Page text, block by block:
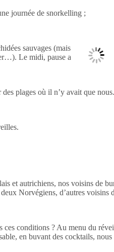
journée de snorkelling ;
sauvages (mais une seule
Le midi, pause avec baignade
plages où il n’y avait que nous.
et autrichiens, nos voisins
Norvégiens, d’autres
conditions ? Au menu du
en buvant des cocktails,